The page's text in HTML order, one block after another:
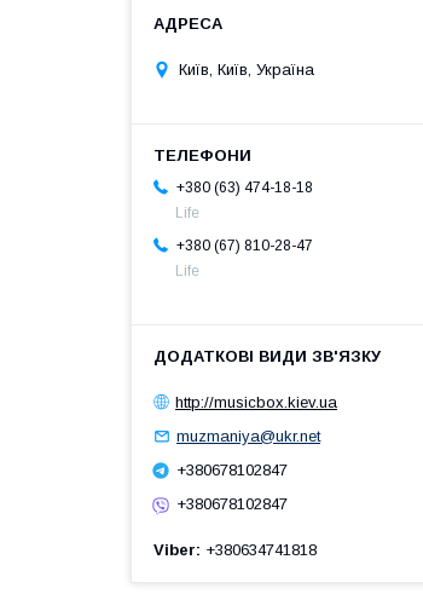
Київ, Київ, Україна
+380 (63) 474-18-18
Life
+380 (67) 810-28-47
Life
http://musicbox.kiev.ua
muzmaniya@ukr.net
+380678102847
+380678102847
Viber +380634741818